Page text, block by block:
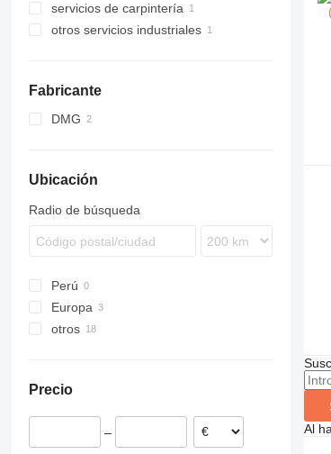
servicios de carpintería
otros servicios industriales
Fabricante
DMG
Ubicación
Radio de búsqueda
Perú
Europa
Polonia
otros
Precio
–
Al